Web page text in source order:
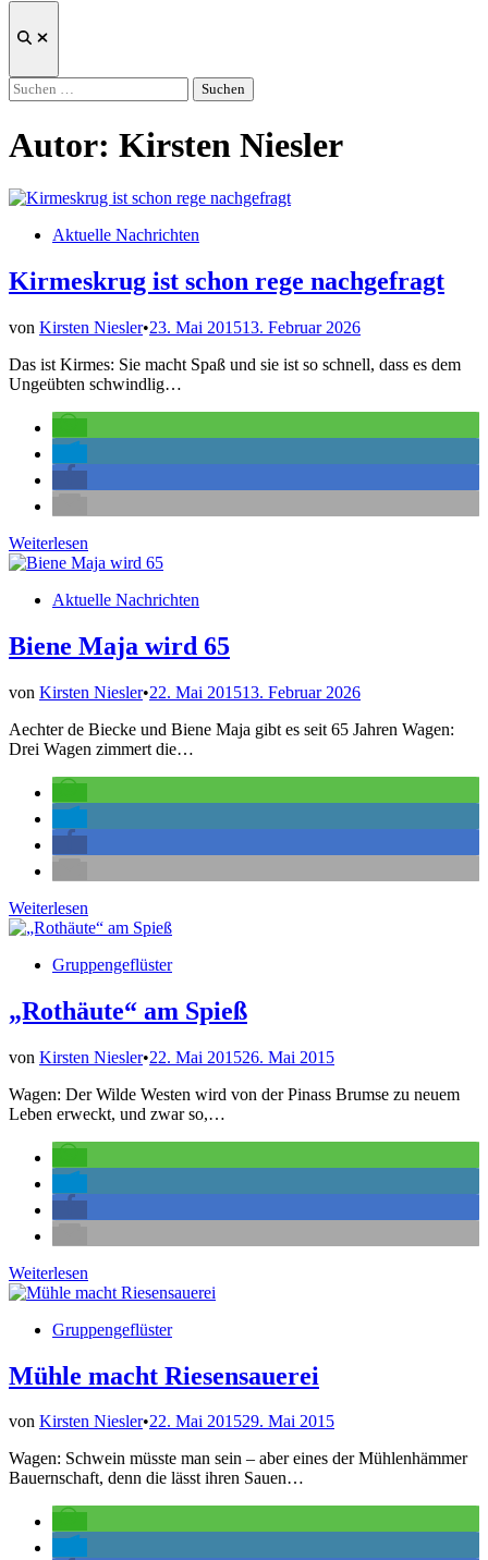
Suche
Suchen
nach:
Autor: Kirsten Niesler
Veröffentlicht
Aktuelle Nachrichten
Kirmeskrug ist schon rege nachgefragt
von Kirsten Niesler•23. Mai 201513. Februar 2026
Das ist Kirmes: Sie macht Spaß und sie ist so schnell, dass es dem
Ungeübten schwindlig…
Kirmeskrug
ist
rege
Weiterlesen
Veröffentlicht
Aktuelle Nachrichten
Biene Maja wird 65
von Kirsten Niesler•22. Mai 201513. Februar 2026
Aechter de Biecke und Biene Maja gibt es seit 65 Jahren Wagen:
Drei Wagen zimmert die…
Biene
Maja
Weiterlesen
Veröffentlicht
Gruppengeflüster
„Rothäute“ am Spieß
von Kirsten Niesler•22. Mai 201526. Mai 2015
Wagen: Der Wilde Westen wird von der Pinass Brumse zu neuem
Leben erweckt, und zwar so,…
„Rothäute“
am
Weiterlesen
Veröffentlicht
Gruppengeflüster
Mühle macht Riesensauerei
von Kirsten Niesler•22. Mai 201529. Mai 2015
Wagen: Schwein müsste man sein – aber eines der Mühlenhämmer
Bauernschaft, denn die lässt ihren Sauen…